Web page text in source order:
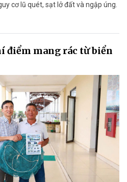
cơ lũ quét, sạt lở đất và ngập úng.
điểm mang rác từ biển